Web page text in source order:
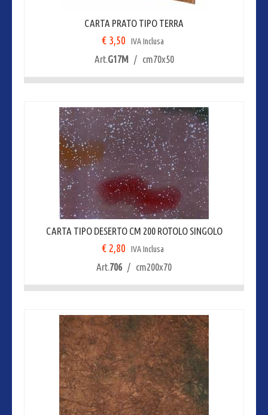
CARTA PRATO TIPO TERRA
€ 3,50 IVA Inclusa
Art.G17M/ cm70x50
CARTA TIPO DESERTO CM 200 ROTOLO SINGOLO
€ 2,80 IVA Inclusa
Art.706/ cm200x70